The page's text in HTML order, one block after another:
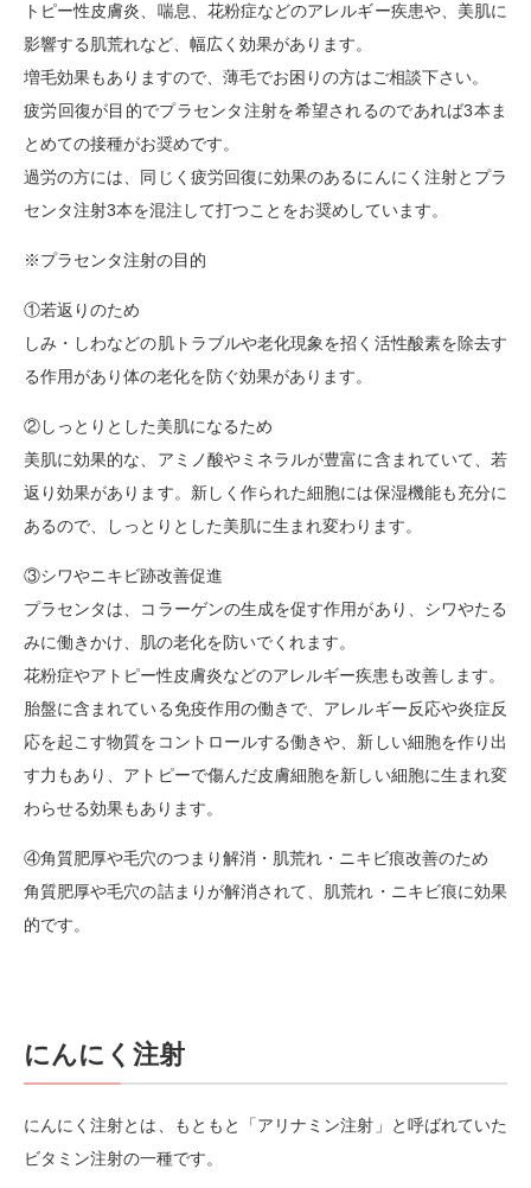
トピー性皮膚炎、喘息、花粉症などのアレルギー疾患や、美肌に
影響する肌荒れなど、幅広く効果があります。
増毛効果もありますので、薄毛でお困りの方はご相談下さい。
疲労回復が目的でプラセンタ注射を希望されるのであれば3本ま
とめての接種がお奨めです。
過労の方には、同じく疲労回復に効果のあるにんにく注射とプラ
センタ注射3本を混注して打つことをお奨めしています。
※プラセンタ注射の目的
①若返りのため
しみ・しわなどの肌トラブルや老化現象を招く活性酸素を除去す
る作用があり体の老化を防ぐ効果があります。
②しっとりとした美肌になるため
美肌に効果的な、アミノ酸やミネラルが豊富に含まれていて、若
返り効果があります。新しく作られた細胞には保湿機能も充分に
あるので、しっとりとした美肌に生まれ変わります。
③シワやニキビ跡改善促進
プラセンタは、コラーゲンの生成を促す作用があり、シワやたる
みに働きかけ、肌の老化を防いでくれます。
花粉症やアトピー性皮膚炎などのアレルギー疾患も改善します。
胎盤に含まれている免疫作用の働きで、アレルギー反応や炎症反
応を起こす物質をコントロールする働きや、新しい細胞を作り出
す力もあり、アトピーで傷んだ皮膚細胞を新しい細胞に生まれ変
わらせる効果もあります。
④角質肥厚や毛穴のつまり解消・肌荒れ・ニキビ痕改善のため
角質肥厚や毛穴の詰まりが解消されて、肌荒れ・ニキビ痕に効果
的です。
にんにく注射
にんにく注射とは、もともと「アリナミン注射」と呼ばれていた
ビタミン注射の一種です。